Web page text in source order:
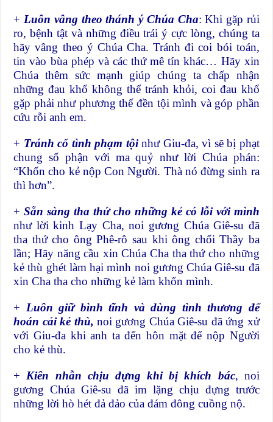
+ Luôn vâng theo thánh ý Chúa Cha: Khi gặp rủi
ro, bệnh tật và những điều trái ý cực lòng, chúng ta
hãy vâng theo ý Chúa Cha. Tránh đi coi bói toán,
tin vào bùa phép và các thứ mê tín khác… Hãy xin
Chúa thêm sức mạnh giúp chúng ta chấp nhận
những đau khổ không thể tránh khỏi, coi đau khổ
gặp phải như phương thế đền tội mình và góp phần
cứu rỗi anh em.
+ Tránh cố tình phạm tộinhư Giu-đa, vì sẽ bị phạt
chung số phận với ma quỷ như lời Chúa phán:
“Khốn cho kẻ nộp Con Người. Thà nó đừng sinh ra
thì hơn”.
+Sẵn sàng tha thứ cho những kẻ có lỗi với mình
như lời kinh Lạy Cha, noi gương Chúa Giê-su đã
tha thứ cho ông Phê-rô sau khi ông chối Thầy ba
lần; Hãy năng cầu xin Chúa Cha tha thứ cho những
kẻ thù ghét làm hại mình noi gương Chúa Giê-su đã
xin Cha tha cho những kẻ làm khốn mình.
+ Luôn giữ bình tĩnh và dùng tình thương để
hoán cải kẻ thù, noi gương Chúa Giê-su đã ứng xử
với Giu-đa khi anh ta đến hôn mặt để nộp Người
cho kẻ thù.
+ Kiên nhẫn chịu đựng khi bị khích bác, noi
gương Chúa Giê-su đã im lặng chịu đựng trước
những lời hò hét đả đảo của đám đông cuồng nộ.